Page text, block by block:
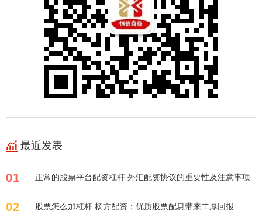
最近发表
01 正常的股票平台配资杠杆 外汇配资协议的重要性及注意事项
02 股票怎么加杠杆 杨方配资：优质股票配息带来丰厚回报